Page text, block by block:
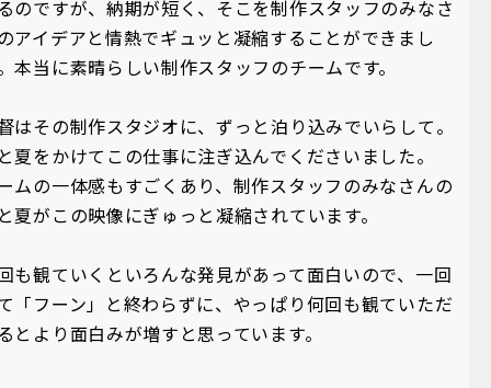
のですが、納期が短く、そこを制作スタッフのみなさ
アイデアと情熱でギュッと凝縮することができまし
本当に素晴らしい制作スタッフのチームです。
はその制作スタジオに、ずっと泊り込みでいらして。
夏をかけてこの仕事に注ぎ込んでくださいました。
ムの一体感もすごくあり、制作スタッフのみなさんの
夏がこの映像にぎゅっと凝縮されています。
も観ていくといろんな発見があって面白いので、一回
「フーン」と終わらずに、やっぱり何回も観ていただ
とより面白みが増すと思っています。